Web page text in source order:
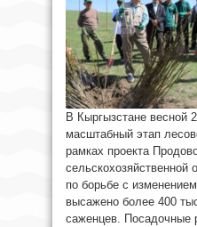
В Кыргызстане весной
масштабный этап
рамках проекта
по борьбе с
высажено более 400
саженцев. Посадочные